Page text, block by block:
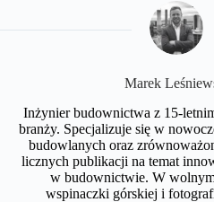
Marek
Inżynier budownictwa z 15-
branży. Specjalizuje się w
budowlanych oraz
licznych publikacji na temat
w budownictwie. W wolnym
wspinaczki górskiej i